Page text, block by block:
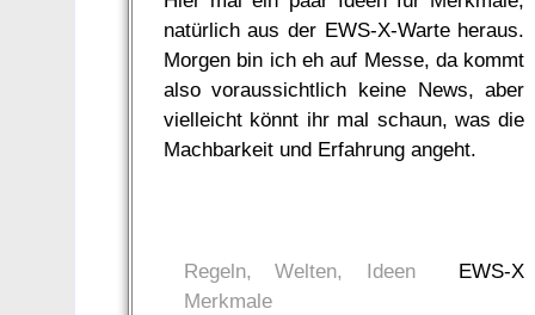
natürlich aus der EWS-X-Warte heraus.
Morgen bin ich eh auf Messe, da kommt
also voraussichtlich keine News, aber
vielleicht könnt ihr mal schaun, was die
Machbarkeit und Erfahrung angeht.
Regeln, Welten, Ideen
EWS-X
Merkmale